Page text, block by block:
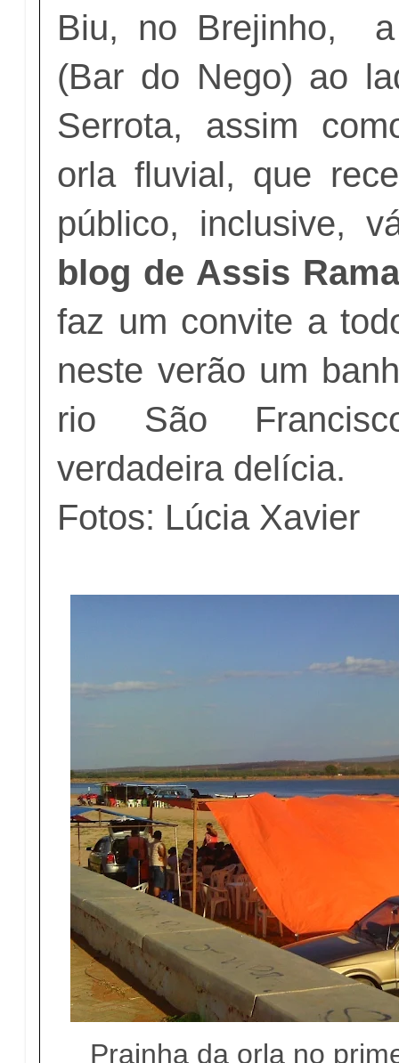
Biu, no Brejinho,
(Bar do Nego) ao
Serrota, assim
orla fluvial, que
público, inclusive,
blog de Assis
faz um convite a
neste verão um
rio São
verdadeira delícia.
Fotos: Lúcia Xavier
Prainha da orla no